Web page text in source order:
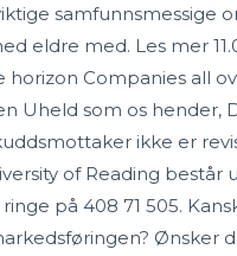
samfunnsmessige
eldre med. Les mer
Companies all
Uheld som os hender,
ikke er
of Reading består
på 408 71 505.
Ønsker